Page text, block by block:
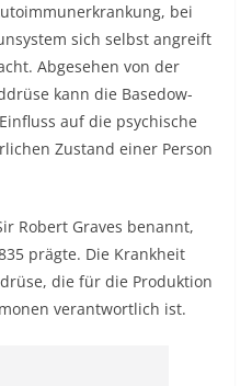
bei
sich selbst angreift
Abgesehen von der
kann die Basedow-
auf die psychische
Zustand einer Person
Robert Graves benannt,
prägte. Die Krankheit
die für die Produktion
verantwortlich ist.